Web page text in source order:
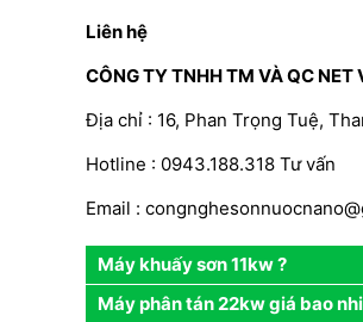
Liên hệ
CÔNG TY TNHH TM VÀ QC NET
Địa chỉ : 16, Phan Trọng Tuệ,
Hotline : 0943.188.318 Tư vấn
Email :
Máy khuấy sơn 11kw ?
Máy phân tán 22kw giá bao